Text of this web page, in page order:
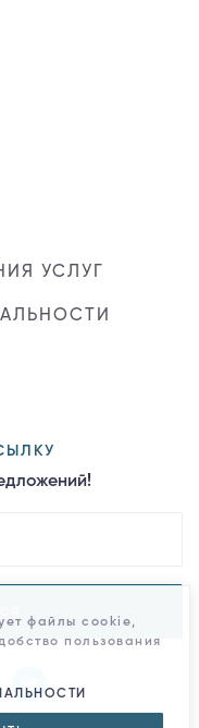
УСЛУГ
файлы cookie,
пользования